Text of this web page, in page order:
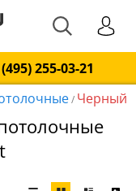
255-03-21
/ Черный